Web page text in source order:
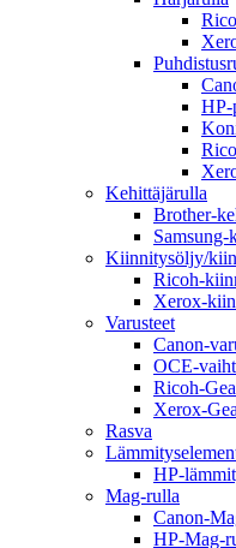
HP-
Kehittäjärulla
Brother-
Samsung-
Kiinnitysöljy/
Ricoh-
Xerox-
Varusteet
Canon-
OCE-
Ricoh-
Xerox-
Rasva
HP-
Mag-rulla
Canon-
HP-Mag-